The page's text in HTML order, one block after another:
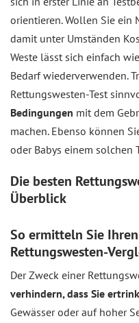
orientieren. Wollen Sie ein
damit unter Umständen
Weste lässt sich einfach
Bedarf wiederverwenden.
Rettungswesten-Test
Bedingungen mit dem
machen. Ebenso können
oder Babys einem solchen
Die besten
Überblick
So ermitteln Sie
Rettungswesten-
Der Zweck einer
verhindern, dass Sie
Gewässer oder auf hoher